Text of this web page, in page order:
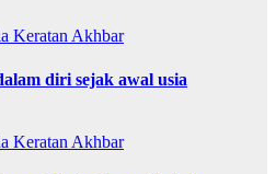
Keratan Akhbar
diri sejak awal usia
Keratan Akhbar